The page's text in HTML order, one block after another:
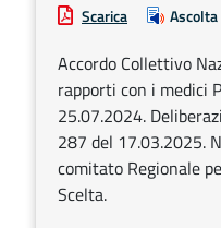
Scarica Ascolta
Accordo Collettivo
rapporti con i medici
25.07.2024.
287 del 17.03.2025.
comitato Regionale
Scelta.